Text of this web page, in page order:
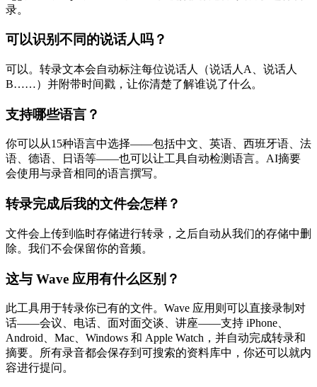
录。
可以识别不同的说话人吗？
可以。转录文本会自动标注每位说话人（说话人A、说话人
B……）并附带时间戳，让你清楚了解谁说了什么。
支持哪些语言？
你可以从15种语言中选择——包括中文、英语、西班牙语、法
语、德语、日语等——也可以让工具自动检测语言。AI摘要
会使用与录音相同的语言撰写。
转录完成后我的文件会怎样？
文件会上传到临时存储进行转录，之后自动从我们的存储中删
除。我们不会保留你的音频。
这与 Wave 应用有什么区别？
此工具用于转录你已有的文件。Wave 应用则可以直接录制对
话——会议、电话、面对面交谈、讲座——支持 iPhone、
Android、Mac、Windows 和 Apple Watch，并自动完成转录和
摘要。所有录音都会保存到可搜索的资料库中，你还可以就内
容进行提问。